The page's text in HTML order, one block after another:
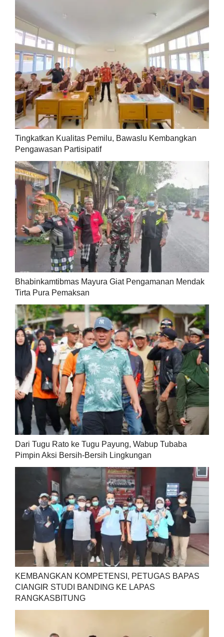
Tingkatkan Kualitas Pemilu, Bawaslu Kembangkan
Pengawasan Partisipatif
Bhabinkamtibmas Mayura Giat Pengamanan Mendak
Tirta Pura Pemaksan
Dari Tugu Rato ke Tugu Payung, Wabup Tubaba
Pimpin Aksi Bersih-Bersih Lingkungan
KEMBANGKAN KOMPETENSI, PETUGAS BAPAS
CIANGIR STUDI BANDING KE LAPAS
RANGKASBITUNG